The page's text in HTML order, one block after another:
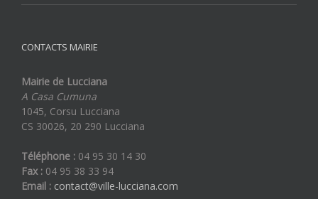
CONTACTS MAIRIE
Mairie de Lucciana
A Casa Cumuna
1045, Corsu Lucciana
CS 30026, 20 290 Lucciana
Téléphone : 04 95 30 14 30
Fax : 04 95 38 33 94
Email : contact@ville-lucciana.com